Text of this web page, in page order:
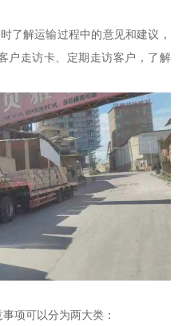
了解运输过程中的意见和建议，
户走访卡、定期走访客户，了解
项可以分为两大类：